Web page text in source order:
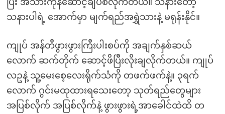
ပြီး အသားကုန်ဆောင့်ချပစ်လိုက်တယ်။ သနားတော့
သနားပါရဲ့ အောက်မှာ မျက်ရည်အရွှဲသားနဲ့ မရုန်းနိုင်။
ကျုပ် အန်တီဖွားဖွားကြီးပါးစပ်ကို အချက်နှစ်ဆယ်
လောက် ဆက်တိုက် ဆောင့်ဖိပြီးလိုးချလိုက်တယ်။ ကျုပ်
လဥနဲ့ သူ့မေးစေ့လေးရိုက်သံကို တဖက်ဖက်နဲ့။ ၃ရက်
လောက် ဂွင်းမထုထားရသေးတော့ သုတ်ရည်တွေများ
အပြစ်လိုက် အပြစ်လိုက်နဲ့ ဖွားဖွားရဲ့အာခေါင်ထဲထိ တ